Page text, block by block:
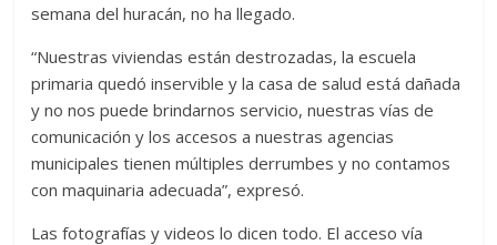
semana del huracán, no ha llegado.
“Nuestras viviendas están destrozadas, la escuela
primaria quedó inservible y la casa de salud está dañada
y no nos puede brindarnos servicio, nuestras vías de
comunicación y los accesos a nuestras agencias
municipales tienen múltiples derrumbes y no contamos
con maquinaria adecuada”, expresó.
Las fotografías y videos lo dicen todo. El acceso vía